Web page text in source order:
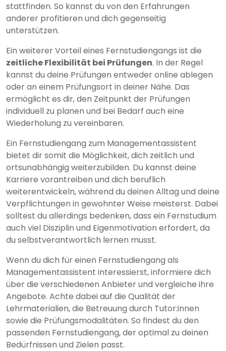
stattfinden. So kannst du von den Erfahrungen
anderer profitieren und dich gegenseitig
unterstützen.
Ein weiterer Vorteil eines Fernstudiengangs ist die
zeitliche Flexibilität bei Prüfungen. In der Regel
kannst du deine Prüfungen entweder online ablegen
oder an einem Prüfungsort in deiner Nähe. Das
ermöglicht es dir, den Zeitpunkt der Prüfungen
individuell zu planen und bei Bedarf auch eine
Wiederholung zu vereinbaren.
Ein Fernstudiengang zum Managementassistent
bietet dir somit die Möglichkeit, dich zeitlich und
ortsunabhängig weiterzubilden. Du kannst deine
Karriere vorantreiben und dich beruflich
weiterentwickeln, während du deinen Alltag und deine
Verpflichtungen in gewohnter Weise meisterst. Dabei
solltest du allerdings bedenken, dass ein Fernstudium
auch viel Disziplin und Eigenmotivation erfordert, da
du selbstverantwortlich lernen musst.
Wenn du dich für einen Fernstudiengang als
Managementassistent interessierst, informiere dich
über die verschiedenen Anbieter und vergleiche ihre
Angebote. Achte dabei auf die Qualität der
Lehrmaterialien, die Betreuung durch Tutor:innen
sowie die Prüfungsmodalitäten. So findest du den
passenden Fernstudiengang, der optimal zu deinen
Bedürfnissen und Zielen passt.